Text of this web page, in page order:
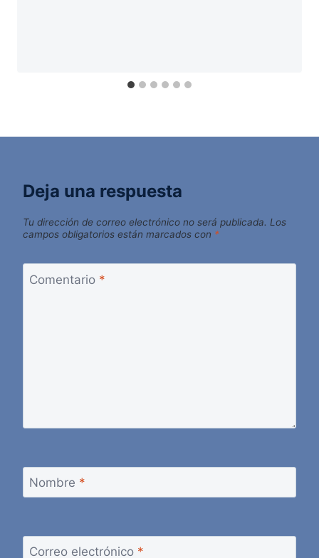
Deja una respuesta
Tu dirección de correo electrónico no será publicada. Los
campos obligatorios están marcados con *
Comentario *
Nombre *
Correo electrónico *